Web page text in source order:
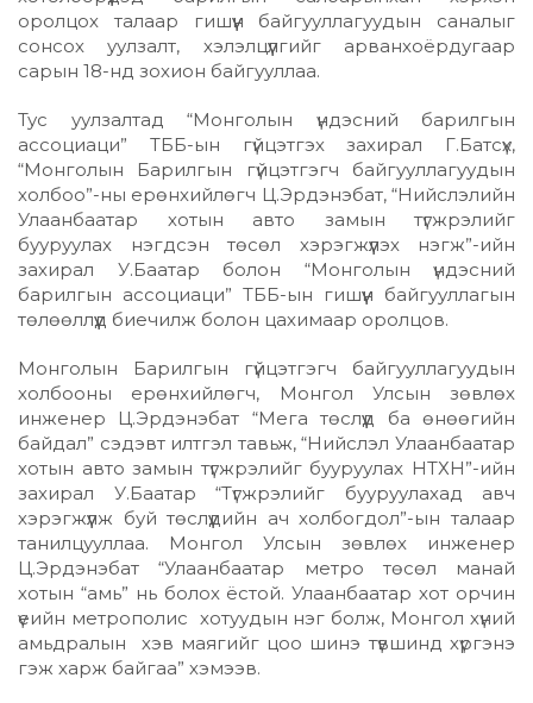
оролцох талаар гишүүн байгууллагуудын саналыг
сонсох уулзалт, хэлэлцүүлгийг арванхоёрдугаар
сарын 18-нд зохион байгууллаа.
Тус уулзалтад “Монголын үндэсний барилгын
ассоциаци” ТББ-ын гүйцэтгэх захирал Г.Батсүх,
“Монголын Барилгын гүйцэтгэгч байгууллагуудын
холбоо”-ны ерөнхийлөгч Ц.Эрдэнэбат, “Нийслэлийн
Улаанбаатар хотын авто замын түгжрэлийг
бууруулах нэгдсэн төсөл хэрэгжүүлэх нэгж”-ийн
захирал У.Баатар болон “Монголын үндэсний
барилгын ассоциаци” ТББ-ын гишүүн байгууллагын
төлөөллүүд биечилж болон цахимаар оролцов.
Монголын Барилгын гүйцэтгэгч байгууллагуудын
холбооны ерөнхийлөгч, Монгол Улсын зөвлөх
инженер Ц.Эрдэнэбат “Мега төслүүд ба өнөөгийн
байдал” сэдэвт илтгэл тавьж, “Нийслэл Улаанбаатар
хотын авто замын түгжрэлийг бууруулах НТХН”-ийн
захирал У.Баатар “Түгжрэлийг бууруулахад авч
хэрэгжүүлж буй төслүүдийн ач холбогдол”-ын талаар
танилцууллаа. Монгол Улсын зөвлөх инженер
Ц.Эрдэнэбат “Улаанбаатар метро төсөл манай
хотын “амь” нь болох ёстой. Улаанбаатар хот орчин
үеийн метрополис хотуудын нэг болж, Монгол хүний
амьдралын хэв маягийг цоо шинэ түвшинд хүргэнэ
гэж харж байгаа” хэмээв.